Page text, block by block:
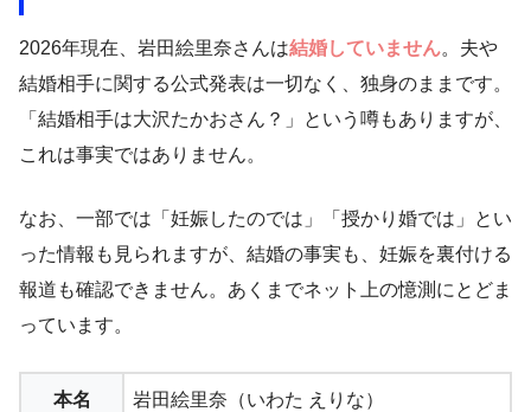
2026年現在、岩田絵里奈さんは結婚していません。夫や
結婚相手に関する公式発表は一切なく、独身のままです。
「結婚相手は大沢たかおさん？」という噂もありますが、
これは事実ではありません。
なお、一部では「妊娠したのでは」「授かり婚では」とい
った情報も見られますが、結婚の事実も、妊娠を裏付ける
報道も確認できません。あくまでネット上の憶測にとどま
っています。
本名 岩田絵里奈（いわた えりな）